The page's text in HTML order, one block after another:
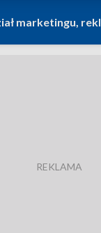
marketingu,